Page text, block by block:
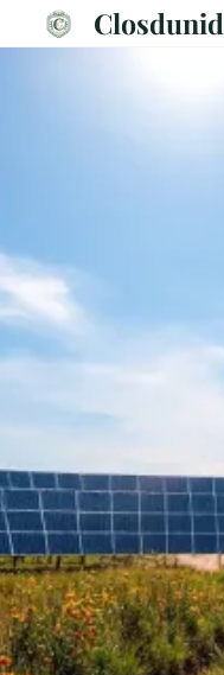
Closdunid